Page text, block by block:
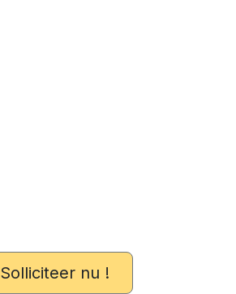
Solliciteer nu !